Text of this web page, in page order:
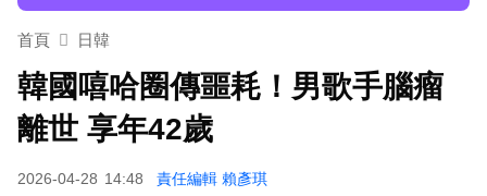
吳東諺結婚10年超寵妻！「主動帶娃」羨煞人妻
下載東森App，隨時掌握天下大小事！
備賽狂操滿手繭
首頁 日韓
韓國嘻哈圈傳噩耗！男歌手腦瘤
離世 享年42歲
2026-04-28 14:48 責任編輯 賴彥琪